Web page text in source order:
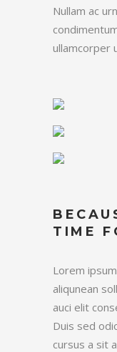
Nullam ac
ullamcorper
TIME
Lorem
aliqunean
auci elit
Duis sed
cursus a sit